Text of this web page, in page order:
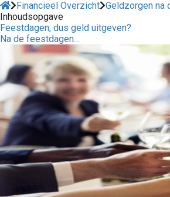
Financieel Overzicht Geldzorgen na
Inhoudsopgave
Feestdagen, dus geld uitgeven?
Na de feestdagen…